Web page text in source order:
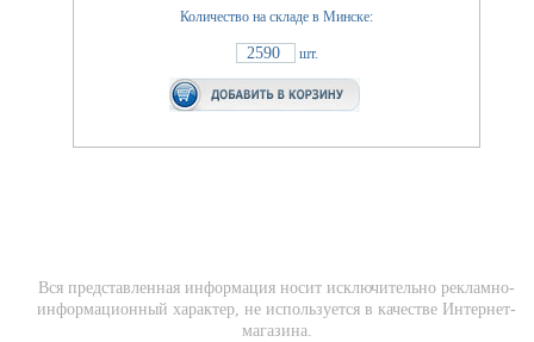
Количество на складе в Минске:
2590 шт.
Вся представленная информация носит исключительно рекламно-
информационный характер, не используется в качестве Интернет-
магазина.